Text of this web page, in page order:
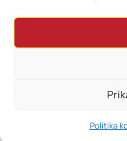
Politika